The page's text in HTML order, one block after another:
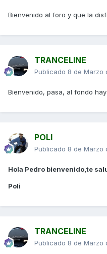
Bienvenido al foro y que la
TRANCELINE
Publicado 8 de Marzo
Bienvenido, pasa, al fondo
POLI
Publicado 8 de Marzo
Hola Pedro bienvenido,te
Poli
TRANCELINE
Publicado 8 de Marzo